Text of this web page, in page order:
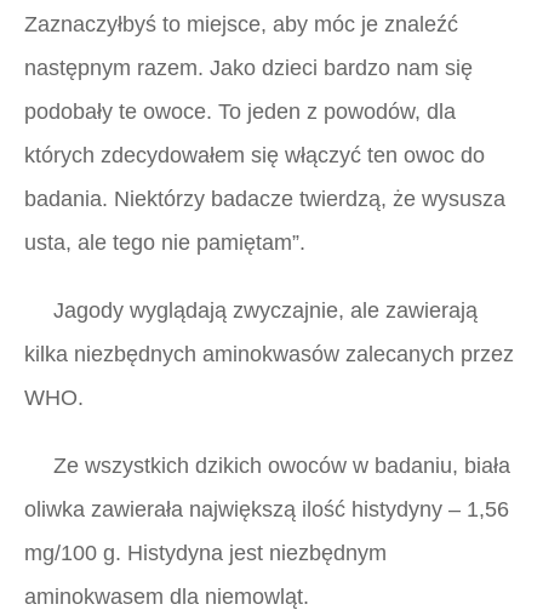
Zaznaczyłbyś to miejsce, aby móc je znaleźć
następnym razem. Jako dzieci bardzo nam się
podobały te owoce. To jeden z powodów, dla
których zdecydowałem się włączyć ten owoc do
badania. Niektórzy badacze twierdzą, że wysusza
usta, ale tego nie pamiętam”.
Jagody wyglądają zwyczajnie, ale zawierają
kilka niezbędnych aminokwasów zalecanych przez
WHO.
Ze wszystkich dzikich owoców w badaniu, biała
oliwka zawierała największą ilość histydyny – 1,56
mg/100 g. Histydyna jest niezbędnym
aminokwasem dla niemowląt.